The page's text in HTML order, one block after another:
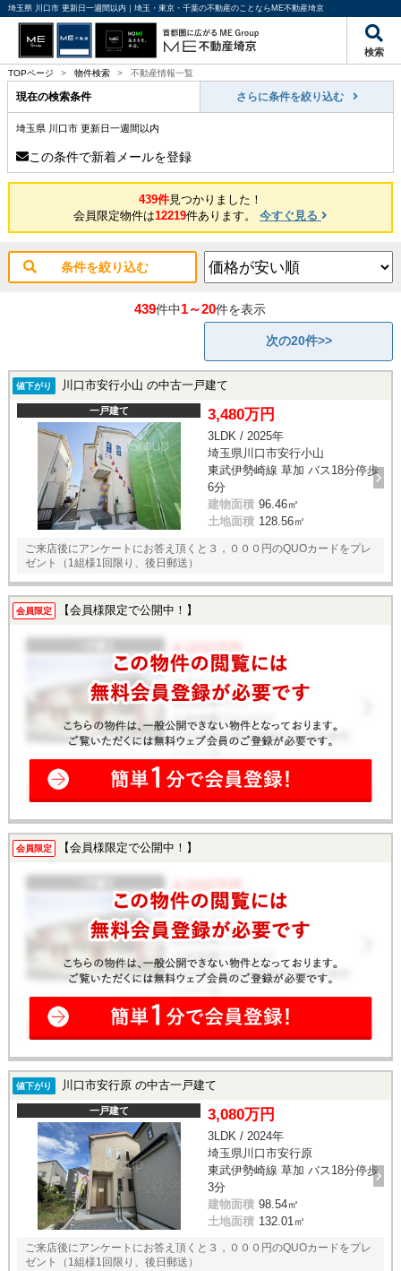
埼玉県 川口市 更新日一週間以内｜埼玉・東京・千葉の不動産のことならME不動産埼京
検索
TOPページ > 物件検索 > 不動産情報一覧
現在の検索条件 さらに条件を絞り込む
埼玉県 川口市 更新日一週間以内
この条件で新着メールを登録
439件見つかりました！
会員限定物件は12219件あります。 今すぐ見る
条件を絞り込む
439件中1～20件を表示
次の20件>>
値下がり 川口市安行小山 の中古一戸建て
一戸建て 3,480万円
3LDK / 2025年
埼玉県川口市安行小山
東武伊勢崎線 草加 バス18分停歩
6分
建物面積 96.46㎡
土地面積 128.56㎡
ご来店後にアンケートにお答え頂くと３，０００円のQUOカードをプレ
ゼント（1組様1回限り、後日郵送）
会員限定 【会員様限定で公開中！】
会員限定 【会員様限定で公開中！】
値下がり 川口市安行原 の中古一戸建て
一戸建て 3,080万円
3LDK / 2024年
埼玉県川口市安行原
東武伊勢崎線 草加 バス18分停歩
3分
建物面積 98.54㎡
土地面積 132.01㎡
ご来店後にアンケートにお答え頂くと３，０００円のQUOカードをプレ
ゼント（1組様1回限り、後日郵送）